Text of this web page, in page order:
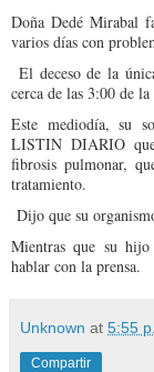
Doña Dedé Mirabal
varios días con
El deceso de la
cerca de las 3:00 de la
Este mediodía, su
LISTIN DIARIO
fibrosis pulmonar,
tratamiento.
Dijo que su
Mientras que su
hablar con la prensa.
Unknown at 5:55
Compartir